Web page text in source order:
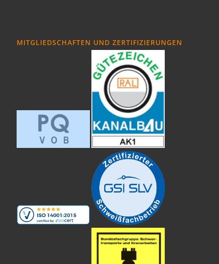
MITGLIEDSCHAFTEN UND ZERTIFIZIERUNGEN